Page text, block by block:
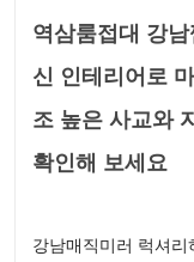
역삼룸접대 강
신 인테리어로
조 높은 사교와
확인해 보세요
강남매직미러 럭셔